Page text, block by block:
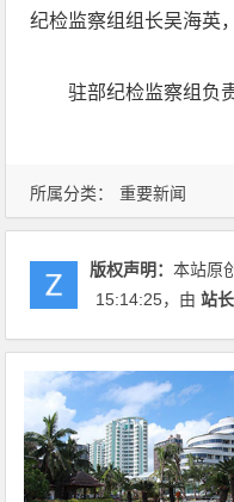
所属分类： 重要新闻
纪检监察组组长吴海英
驻部纪检监察组负
版权声明：本站原
15:14:25，由站长